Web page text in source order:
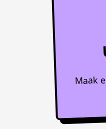
Maak